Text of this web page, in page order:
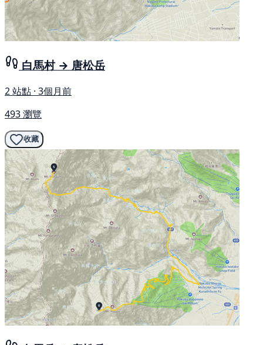
白馬村 → 唐松岳
2 站點 · 3個月前
493 瀏覽
收藏